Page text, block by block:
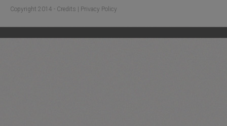
Copyright 2014 - Credits Privacy Policy